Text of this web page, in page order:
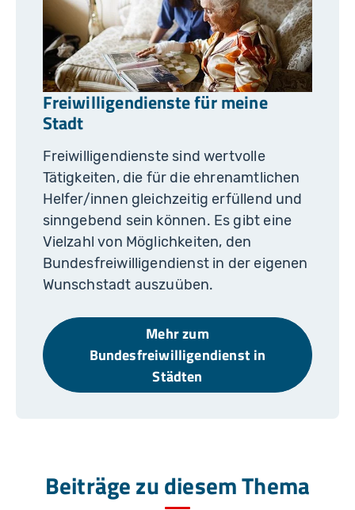
r
a
p
e
y
k
o
-
W
C
o
m
m
Freiwilligendienste für meine
Stadt
Freiwilligendienste sind wertvolle
Tätigkeiten, die für die ehrenamtlichen
Helfer/innen gleichzeitig erfüllend und
sinngebend sein können. Es gibt eine
Vielzahl von Möglichkeiten, den
Bundesfreiwilligendienst in der eigenen
Wunschstadt auszuüben.
Mehr zum
Bundesfreiwilligendienst in
Städten
Beiträge zu diesem Thema